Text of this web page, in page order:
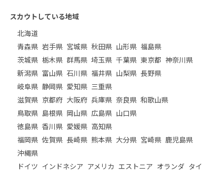
スカウトしている地域
北海道
青森県 岩手県 宮城県 秋田県 山形県 福島県
茨城県 栃木県 群馬県 埼玉県 千葉県 東京都 神奈川県
新潟県 富山県 石川県 福井県 山梨県 長野県
岐阜県 静岡県 愛知県 三重県
滋賀県 京都府 大阪府 兵庫県 奈良県 和歌山県
鳥取県 島根県 岡山県 広島県 山口県
徳島県 香川県 愛媛県 高知県
福岡県 佐賀県 長崎県 熊本県 大分県 宮崎県 鹿児島県
沖縄県
ドイツ インドネシア アメリカ エストニア オランダ タイ